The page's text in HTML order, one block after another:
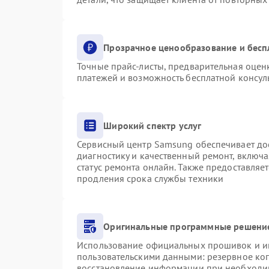
Прозрачное ценообразование и
Точные прайс-листы, предварительная
платежей и возможность бесплатной
Широкий спектр услуг
Сервисный центр Samsung обеспечивает
диагностику и качественный ремонт,
статус ремонта онлайн. Также
продления срока службы техники
Оригинальные программные
Использование официальных прошивок и
пользовательскими данными: резервное